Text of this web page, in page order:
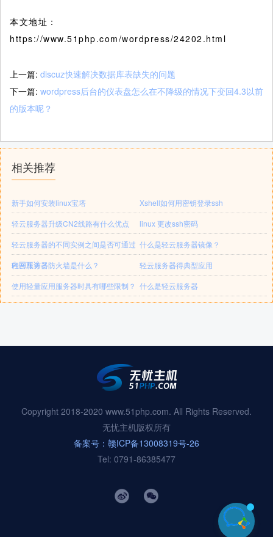
本文地址：
https://www.51php.com/wordpress/24202.html
上一篇: discuz快速解决数据库表缺失的问题
下一篇: wordpress后台的仪表盘怎么在不降级的情况下变回4.3以前
的版本呢？
相关推荐
新手如何安装linux宝塔
Xshell如何用密钥登录ssh
轻云服务器升级CN2线路有什么优点
linux 更改ssh密码
轻云服务器的不同实例之间是否可通过
内网互访？
什么是轻云服务器镜像？
轻云服务器防火墙是什么？
轻云服务器得典型应用
使用轻量应用服务器时具有哪些限制？ 什么是轻云服务器
Copyright 2018-2020 www.51php.com. All Rights Reserved.
无忧主机版权所有
备案号：赣ICP备13008319号-26
Tel: 0791-86385477